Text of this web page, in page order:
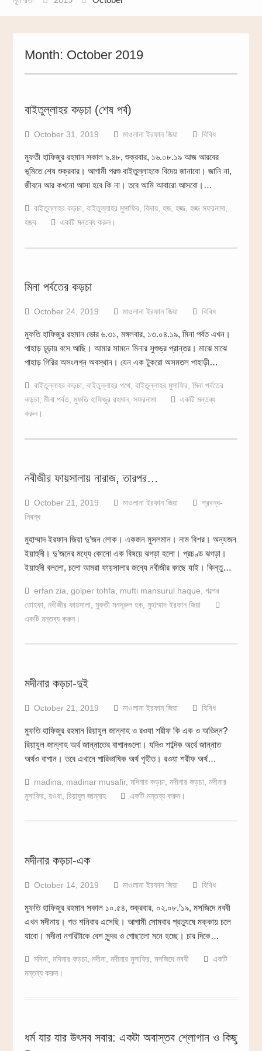
Month: October 2019
বাইতুল্লাহর কড়চা (শেষ পর্ব)
October 31, 2019 মাওলানা ইরফান জিয়া বিবিধ
মুফতী হাফিজুর রহমান সকাল ৯.৪৮, শুক্রবার, ১৬.০৮.১৯ আজ আরবের
ভূমিতে শেষ শুক্রবার। আগামী পরশু বাইতুল্লাহকে বিদেয় জানাবো। জানি না,
জীবনে আর কখনো আসা হবে কি না। তবে আমি আবারো আসবো।…
বাইতুল্লাহর কড়চা, বাইতুল্লাহর মুসাফির, বিদায়, হজ, হজ্জ, হজ্জ সফরনামা,
হজ্ব
একটি মন্তব্য করুন।
মিনা পর্বতের কড়চা
October 24, 2019 মাওলানা ইরফান জিয়া বিবিধ
মুফতি হাফিজুর রহমান ভোর ৬.৩১, মঙ্গলবার, ১৩.০৪.১৯, মিনা পর্বত এখন।
পাহাড় চূড়ায় বসে আছি। আমার সামনে মিনার সুশুভ্র প্রান্তর। মাঝে মাঝে
পাহাড় গিরির অসংলগ্ন অবস্থান। যেন এক টুকরো অসমতল পাহাড়ী…
বাইতুল্লাহর কড়চা, বাইতুল্লাহর পথে, বাইতুল্লাহর মুসাফির, মিনা পর্বতের
কড়চা, মীনা পর্বত, মুফতি হাফিজুর রহমান, সফরনামা
একটি মন্তব্য
করুন।
নবীজীর ফায়সালায় নারাজ, তারপর…
October 21, 2019 মাওলানা ইরফান জিয়া
প্রবন্ধ-
নিবন্ধ
মুহাম্মাদ ইরফান জিয়া দু’জন লোক। একজন মুসলমান। নাম বিশর। অন্যজন
ইয়াহুদী। দু’জনের মধ্যে কোনো এক বিষয়ে ঝগড়া হলো। প্রচণ্ড ঝগড়া।
ইয়াহুদী বললো, চলো আমরা ফায়সালার জন্যে নবীজীর কাছে যাই। কিন্তু…
erfan zia golper tohfa mufti mansurul haque গল্পের
তোহফা, নবীজীর ফায়সালা, মুফতী মনসূরুল হক, মুহাম্মাদ ইরফান জিয়া
একটি মন্তব্য করুন।
মদীনার কড়চা-দুই
October 21, 2019 মাওলানা ইরফান জিয়া বিবিধ
মুফতি হাফিজুর রহমান রিয়াযুল জান্নাহ ও রওযা শরীফ কি এক ও অভিন্ন?
রিয়াযুল জান্নাহ অর্থ জান্নাতের বাগানগুলো। যদিও শাব্দিক অর্থে জান্নাত
অর্থও বাগান। তবে এখানে পারিভাষিক অর্থ গৃহীত। রওযা শরীফ অর্থ…
madina madinar musafir, মদিনার কড়চা, মদীনার কড়চা, মদীনার
মুসাফির, রওযা, রিয়াযুল জান্নাহ একটি মন্তব্য করুন।
মদীনার কড়চা-এক
October 14, 2019 মাওলানা ইরফান জিয়া বিবিধ
মুফতি হাফিজুর রহমান সকাল ১০.৫৪, শুক্রবার, ০২.০৮.’১৯, মসজিদে নববী
এখন মদীনায়। গত শনিবার এসেছি। আগামী সোমবার প্রত্যুষে মক্কায় চলে
যাবো। মদীনা নগরিটাকে বেশ সুন্দর ও গোছালো মনে হচ্ছে। চার দিকে…
মদিনা, মদিনার কড়চা, মদীনা, মদীনার মুসাফির, মসজিদে নববী
একটি
মন্তব্য করুন।
ধর্ম যার যার উৎসব সবার: একটা অবাস্তব শ্লোগান ও কিছু